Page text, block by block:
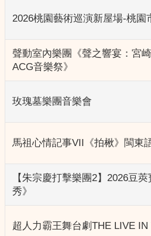
2026桃園藝術巡演新屋場-桃
聲動室內樂團《聲之響宴：宮
ACG音樂祭》
玫瑰墓樂團音樂會
馬祖心情記事VII《拍楸》閩東
【朱宗慶打擊樂團2】2026豆
秀》
超人力霸王舞台劇THE LIVE IN